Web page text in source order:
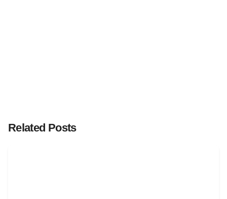
Related Posts